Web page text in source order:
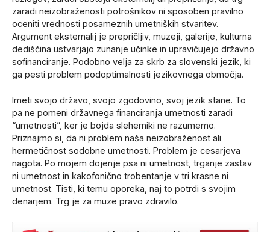
zaradi neizobraženosti potrošnikov ni sposoben pravilno
oceniti vrednosti posameznih umetniških stvaritev.
Argument eksternalij je prepričljiv, muzeji, galerije, kulturna
dediščina ustvarjajo zunanje učinke in upravičujejo državno
sofinanciranje. Podobno velja za skrb za slovenski jezik, ki
ga pesti problem podoptimalnosti jezikovnega območja.
Imeti svojo državo, svojo zgodovino, svoj jezik stane. To
pa ne pomeni državnega financiranja umetnosti zaradi
“umetnosti”, ker je bojda sleherniki ne razumemo.
Priznajmo si, da ni problem naša neizobraženost ali
hermetičnost sodobne umetnosti. Problem je cesarjeva
nagota. Po mojem dojenje psa ni umetnost, trganje zastav
ni umetnost in kakofonično trobentanje v tri krasne ni
umetnost. Tisti, ki temu oporeka, naj to potrdi s svojim
denarjem. Trg je za muze pravo zdravilo.